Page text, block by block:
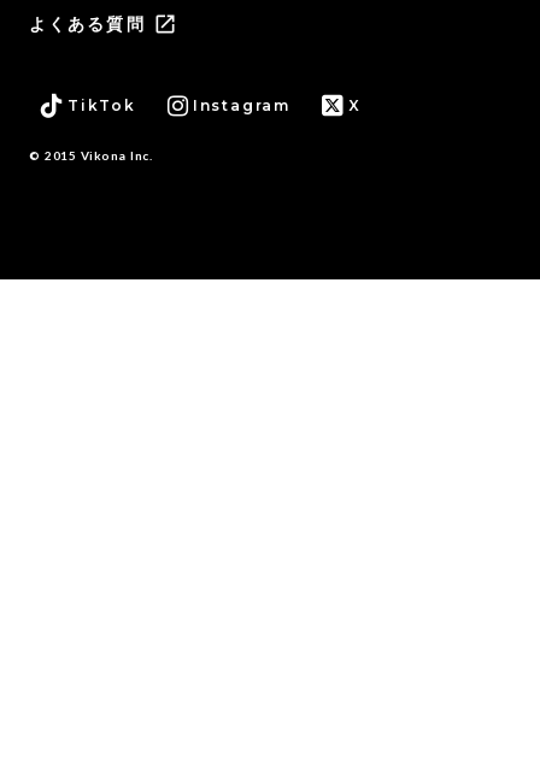
よくある質問 launch
TikTok Instagram X
© 2015 Vikona Inc.